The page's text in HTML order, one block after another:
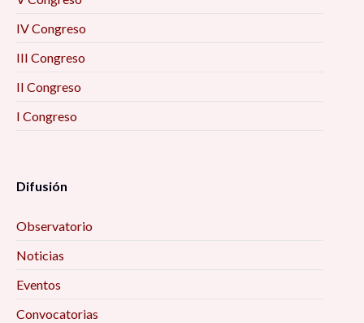
IV Congreso
III Congreso
II Congreso
I Congreso
Difusión
Observatorio
Noticias
Eventos
Convocatorias